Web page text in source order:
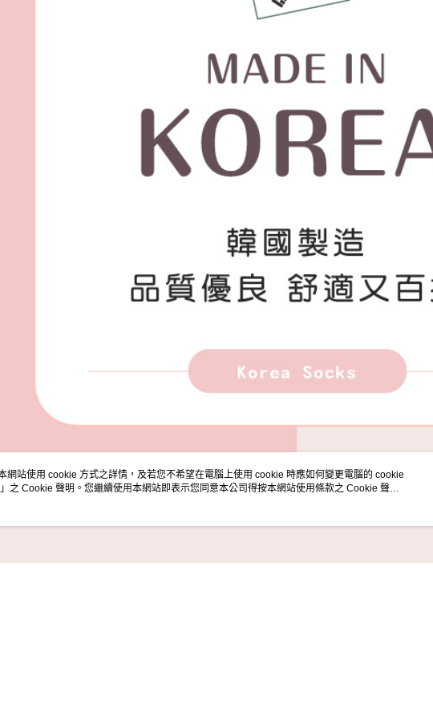
網站使用 cookie 方式之詳情，及若您不希望在電腦上使用 cookie 時應如何變更電腦的 cookie
」之 Cookie 聲明。您繼續使用本網站即表示您同意本公司得按本網站使用條款之 Cookie 聲明